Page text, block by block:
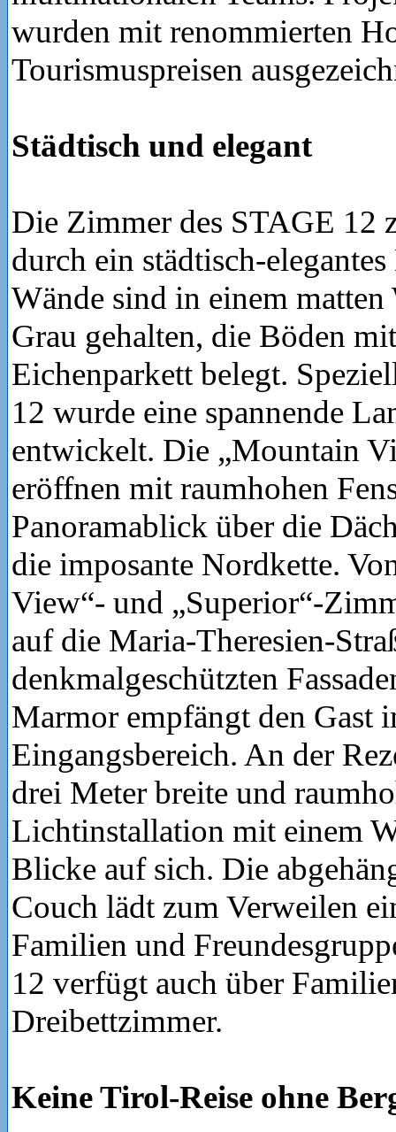
wurden mit renommierten
Tourismuspreisen
Städtisch und elegant
Die Zimmer des STAGE 12
durch ein städtisch-
Wände sind in einem matten
Grau gehalten, die Böden
Eichenparkett belegt.
12 wurde eine spannende
entwickelt. Die „Mountain
eröffnen mit raumhohen
Panoramablick über die
die imposante Nordkette.
View“- und „Superior“-
auf die Maria-Theresien-
denkmalgeschützten
Marmor empfängt den Gast
Eingangsbereich. An der
drei Meter breite und
Lichtinstallation mit einem
Blicke auf sich. Die
Couch lädt zum Verweilen
Familien und
12 verfügt auch über
Dreibettzimmer.
Keine Tirol-Reise ohne